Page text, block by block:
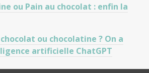
ou Pain au chocolat : enfin la
ou chocolatine ? On a
artificielle ChatGPT